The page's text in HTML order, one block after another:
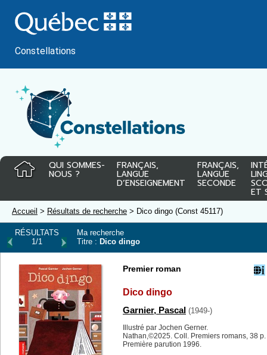
au
contenu
Constellations
QUI SOMMES-
NOUS ?
FRANÇAIS,
LANGUE
D’ENSEIGNEMENT
FRANÇAIS,
LANGUE
SECONDE
ET
Accueil > Résultats de recherche > Dico dingo (Const 45117)
RÉSULTATS
1/1
Ma recherche
Titre : Dico dingo
Premier roman
Dico dingo
Garnier, Pascal (1949-)
Illustré par Jochen Gerner.
Nathan,©2025. Coll. Premiers romans, 38 p.
Première parution 1996.